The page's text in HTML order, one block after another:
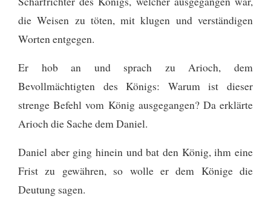
die Weisen zu töten, mit klugen und verständigen
Worten entgegen.
Er hob an und sprach zu Arioch, dem
Bevollmächtigten des Königs: Warum ist dieser
strenge Befehl vom König ausgegangen? Da erklärte
Arioch die Sache dem Daniel.
Daniel aber ging hinein und bat den König, ihm eine
Frist zu gewähren, so wolle er dem Könige die
Deutung sagen.